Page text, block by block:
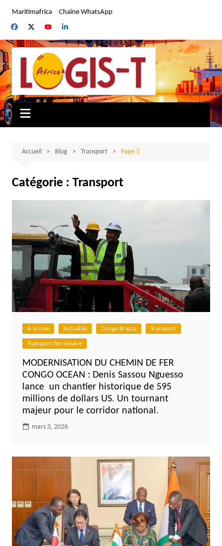
contenu
Maritimafrica Chaîne WhatsApp
Accueil Blog Transport Page 5
Catégorie : Transport
A la Une Actualité Congo Brazza Transport
Transport ferroviaire
MODERNISATION DU CHEMIN DE FER
CONGO OCEAN : Denis Sassou Nguesso
lance un chantier historique de 595
millions de dollars US. Un tournant
majeur pour le corridor national.
mars 3, 2026